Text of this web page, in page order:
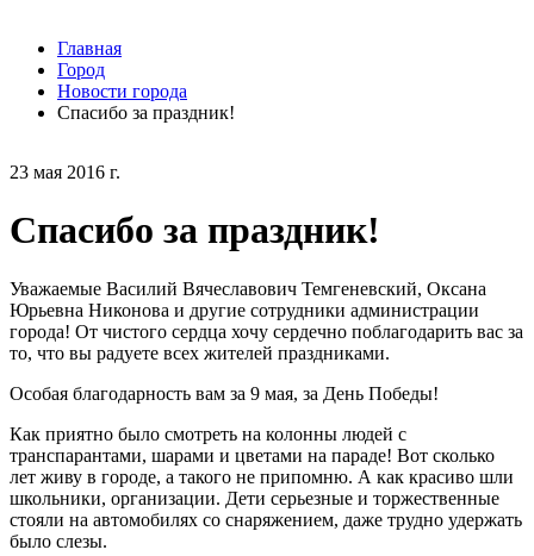
23 мая 2016 г.
Спасибо за праздник!
Уважаемые Василий Вячеславович Темгеневский, Оксана
Юрьевна Никонова и другие сотрудники администрации
города! От чистого сердца хочу сердечно поблагодарить вас за
то, что вы радуете всех жителей праздниками.
Особая благодарность вам за 9 мая, за День Победы!
Как приятно было смотреть на колонны людей с
транспарантами, шарами и цветами на параде! Вот сколько
лет живу в городе, а такого не припомню. А как красиво шли
школьники, организации. Дети серьезные и торжественные
стояли на автомобилях со снаряжением, даже трудно удержать
было слезы.
Главная
Город
Новости города
Спасибо за праздник!